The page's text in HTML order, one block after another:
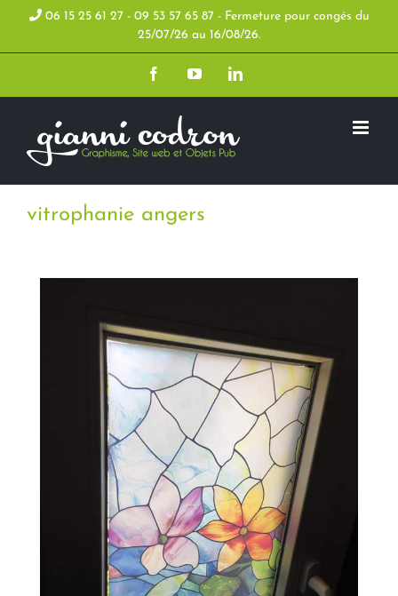
06 15 25 61 27 - 09 53 57 65 87 - Fermeture pour congés du
25/07/26 au 16/08/26.
FacebookYouTubeLinkedIn
vitrophanie angers